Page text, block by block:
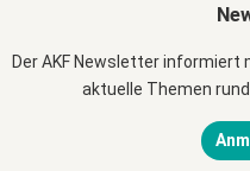
Der AKF Newsletter informiert
aktuelle Themen